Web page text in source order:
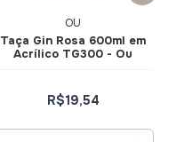
OU
Taça Gin Rosa 600ml em
Acrílico TG300 - Ou
R$19,54